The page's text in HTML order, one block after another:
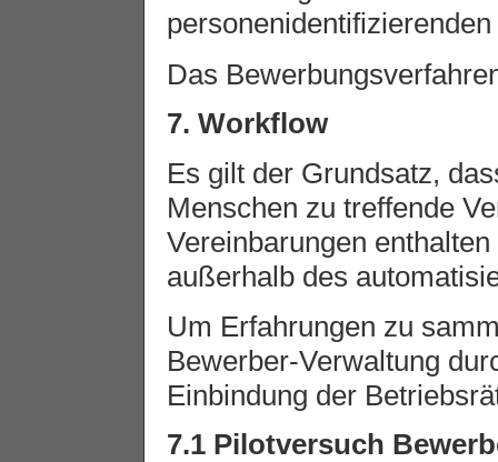
Das
7. Workflow
Es gilt der Grundsatz,
Menschen zu treffende
Vereinbarungen
außerhalb des
Um Erfahrungen zu
Bewerber-Verwaltung
Einbindung der
7.1 Pilotversuch